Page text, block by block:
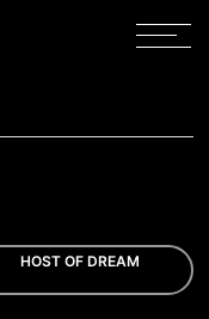
HOST OF DREAM